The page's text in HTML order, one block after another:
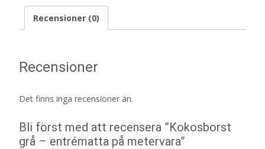
Recensioner (0)
Recensioner
Det finns inga recensioner än.
Bli först med att recensera ”Kokosborst
grå – entrématta på metervara”